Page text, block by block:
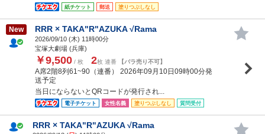
紙チケット 郵送 塗りつぶしなし
New RRR × TAKA"R"AZUKA √Rama
2026/09/10 (木) 11時00分
宝塚大劇場 (兵庫)
￥9,500 / 枚 2枚 連番 【バラ売り不可】
A席2階8列61~90（連番） 2026年09月10日09時00分発
送予定
当日にならないとQRコードが発行され...
電子チケット 女性名義 塗りつぶしなし 質問受付
RRR × TAKA"R"AZUKA √Rama